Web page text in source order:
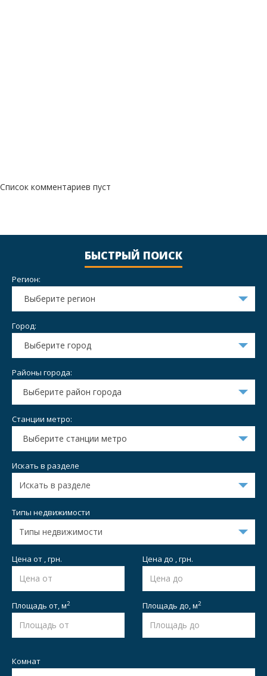
Список комментариев пуст
БЫСТРЫЙ ПОИСК
Регион:
Выберите регион
Город:
Выберите город
Районы города:
Выберите район города
Станции метро:
Выберите станции метро
Искать в разделе
Типы недвижимости
Цена от , грн. Цена до , грн.
Площадь от,м2 Площадь до,м2
Комнат